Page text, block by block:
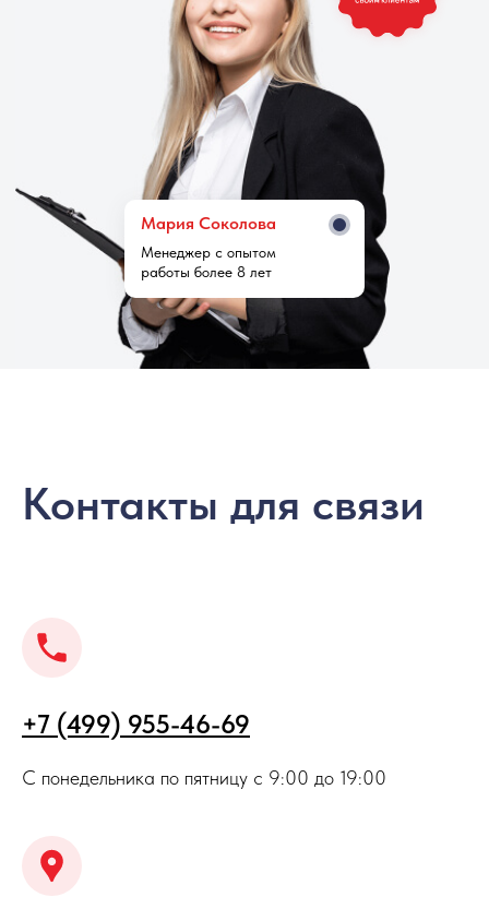
Менеджер с опытом
работы более 8 лет
Мария Cоколова
Контакты для связи
+7 (499) 955-46-69
С понедельника по пятницу с 9:00 до 19:00